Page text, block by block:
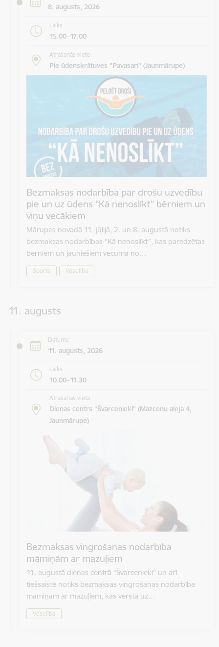
8. augusts, 2026
Laiks
15.00–17.00
Atrašanās vieta
Pie ūdenskrātuves "Pavasari" (Jaunmārupe)
Bezmaksas nodarbība par drošu uzvedību
pie un uz ūdens “Kā nenoslīkt” bērniem un
viņu vecākiem
Mārupes novadā 11. jūlijā, 2. un 8. augustā notiks
bezmaksas nodarbības “Kā nenoslīkt”, kas paredzētas
bērniem un jauniešiem vecumā no…
Sports Veselība
11. augusts
Datums
11. augusts, 2026
Laiks
10.00–11.30
Atrašanās vieta
Dienas centrs "Švarcenieki" (Mazcenu aleja 4,
Jaunmārupe)
Bezmaksas vingrošanas nodarbība
māmiņām ar mazuļiem
11. augustā dienas centrā "Švarcenieki" un arī
tiešsaistē notiks bezmaksas vingrošanas nodarbība
māmiņām ar mazuļiem, kas vērsta uz…
Veselība